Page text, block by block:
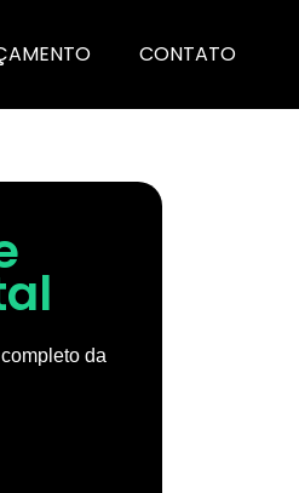
CONTATO
da